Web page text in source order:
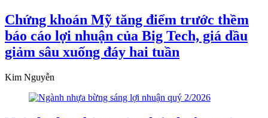
Chứng khoán Mỹ tăng điểm trước thềm
báo cáo lợi nhuận của Big Tech, giá dầu
giảm sâu xuống đáy hai tuần
Kim Nguyễn